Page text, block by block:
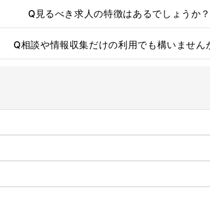
Q 見るべき求人の特徴はあるでしょうか
Q相談や情報収集だけの利用でも構いません